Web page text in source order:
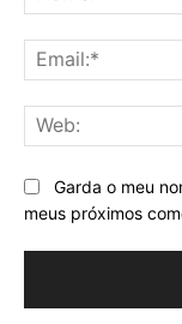
Garda o meu
meus próximos